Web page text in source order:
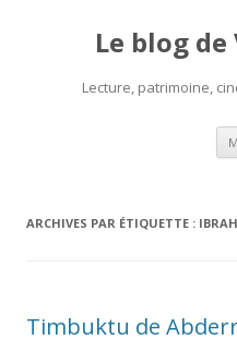
Le blog
Lecture, patrimoine,
ARCHIVES PAR ÉTIQUETTE :
Timbuktu de